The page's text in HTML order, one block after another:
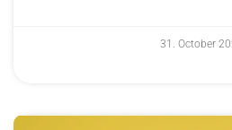
31. October